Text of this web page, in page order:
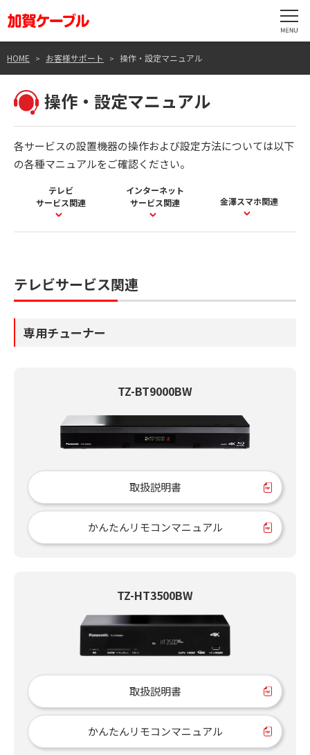
HOME お客様サポート 操作・設定マニュアル
操作・設定マニュアル
各サービスの設置機器の操作および設定方法については以下
の各種マニュアルをご確認ください。
テレビ
サービス関連
インターネット
サービス関連
金澤スマホ関連
テレビサービス関連
専用チューナー
TZ-BT9000BW
取扱説明書
かんたんリモコンマニュアル
TZ-HT3500BW
取扱説明書
かんたんリモコンマニュアル